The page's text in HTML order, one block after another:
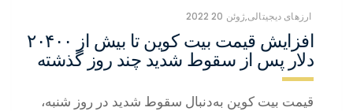
ارزهای دیجیتالی,ژوئن 20 2022
افزایش قیمت بیت کوین تا بیش‌ از ۲۰۴۰۰
دلار پس از سقوط شدید چند روز گذشته
قیمت بیت کوین به‌دنبال سقوط شدید در روز شنبه،